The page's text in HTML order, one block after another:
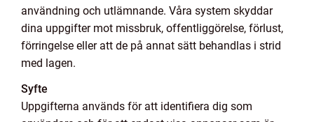
användning och utlämnande. Våra system skyddar
dina uppgifter mot missbruk, offentliggörelse, förlust,
förringelse eller att de på annat sätt behandlas i strid
med lagen.
Syfte
Uppgifterna används för att identifiera dig som